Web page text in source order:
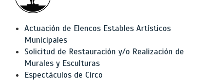
Actuación de Elencos Estables Artísticos
Municipales
Solicitud de Restauración y/o Realización de
Murales y Esculturas
Espectáculos de Circo